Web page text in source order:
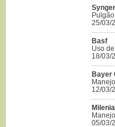
25/03/
Basf
Uso
18/03/
Bayer
12/03/
05/03/